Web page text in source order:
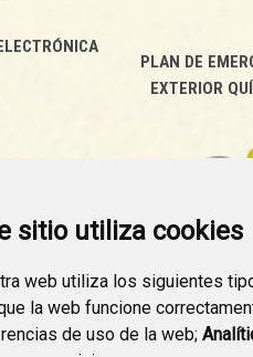
sitio utiliza cookies
web utiliza los siguientes
la web funcione
de uso de la web;
PLAN DE
EXTERIOR
YOUTUBE